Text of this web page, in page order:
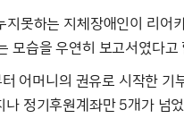
지못하는 지체장애인이 리어
모습을 우연히 보고서였다고
어머니의 권유로 시작한 기
나 정기후원계좌만 5개가 넘